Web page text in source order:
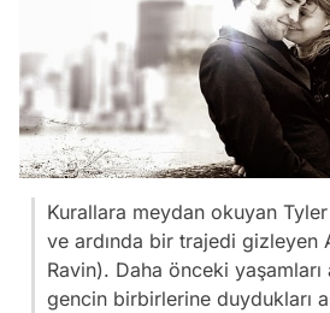
Kurallara meydan okuyan
ve ardında bir trajedi gizleyen
Ravin). Daha önceki
gencin birbirlerine duydukları